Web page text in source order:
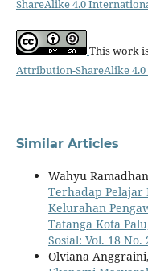
ShareAlike 4.0
This work
Attribution-ShareAlike
Similar Articles
Wahyu
Terhadap Pelajar
Kelurahan
Tatanga Kota
Sosial: Vol. 18
Olviana